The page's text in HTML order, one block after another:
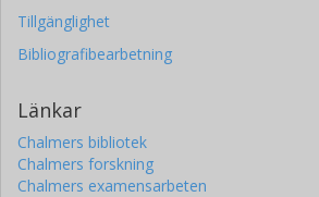
Tillgänglighet
Bibliografibearbetning
Länkar
Chalmers bibliotek
Chalmers forskning
Chalmers examensarbeten